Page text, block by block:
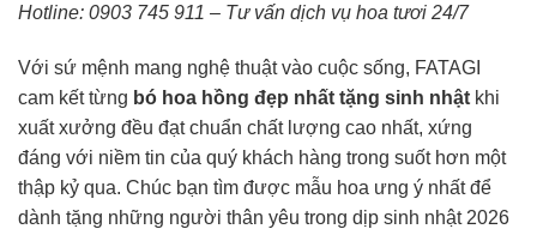
Hotline: 0903 745 911 – Tư vấn dịch vụ hoa tươi 24/7
Với sứ mệnh mang nghệ thuật vào cuộc sống, FATAGI
cam kết từng bó hoa hồng đẹp nhất tặng sinh nhật khi
xuất xưởng đều đạt chuẩn chất lượng cao nhất, xứng
đáng với niềm tin của quý khách hàng trong suốt hơn một
thập kỷ qua. Chúc bạn tìm được mẫu hoa ưng ý nhất để
dành tặng những người thân yêu trong dịp sinh nhật 2026